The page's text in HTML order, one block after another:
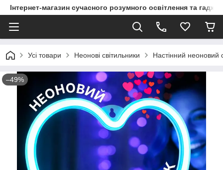
Інтернет-магазин сучасного розумного освітлення та
Усі товари Неонові світильники Настінний неоновий
–49%